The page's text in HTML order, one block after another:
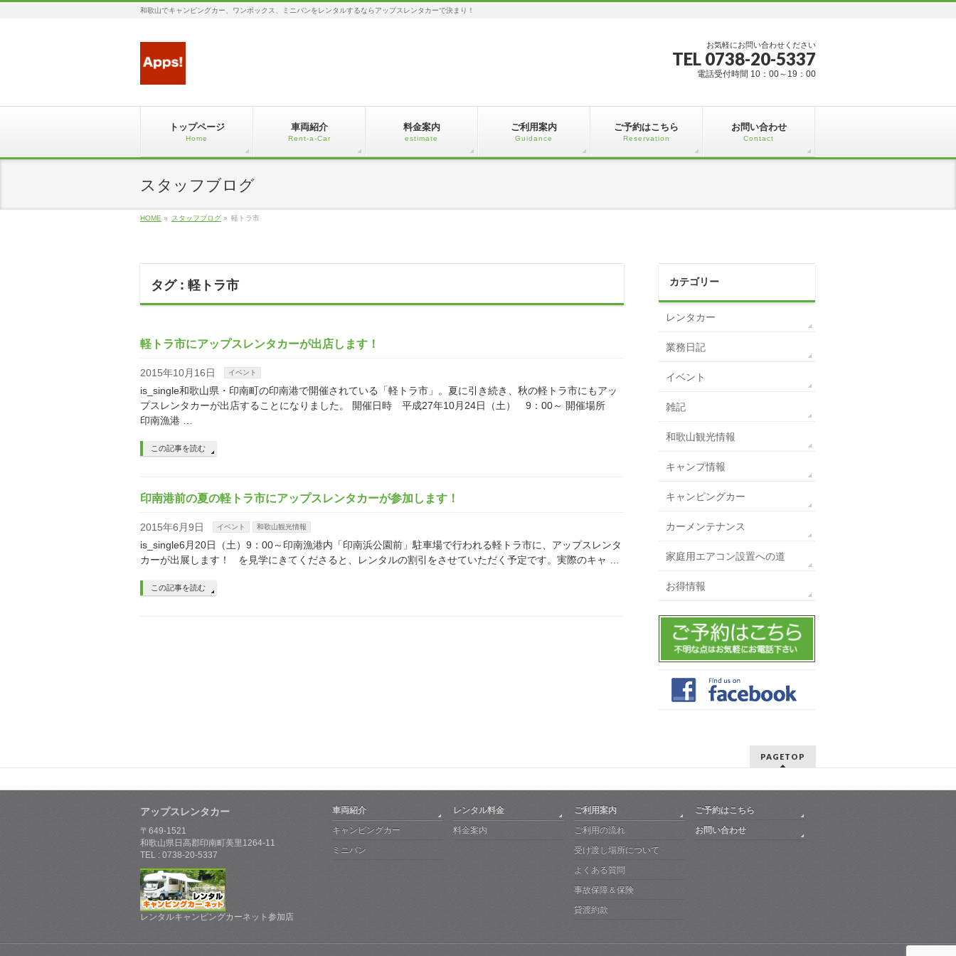
和歌山でキャンピングカー、ワンボックス、ミニバンをレンタルするならアップスレンタカーで決まり！
お気軽にお問い合わせください
TEL 0738-20-5337
電話受付時間 10：00～19：00
トップページ
Home
車両紹介
Rent-a-Car
料金案内
estimate
ご利用案内
Guidance
ご予約はこちら
Reservation
お問い合わせ
Contact
スタッフブログ
HOME » スタッフブログ » 軽トラ市
タグ : 軽トラ市
軽トラ市にアップスレンタカーが出店します！
2015年10月16日 イベント
is_single和歌山県・印南町の印南港で開催されている「軽トラ市」。夏に引き続き、秋の軽トラ市にもアッ
プスレンタカーが出店することになりました。 開催日時 平成27年10月24日（土） 9：00～ 開催場所
印南漁港 …
この記事を読む
印南港前の夏の軽トラ市にアップスレンタカーが参加します！
2015年6月9日 イベント 和歌山観光情報
is_single6月20日（土）9：00～印南漁港内「印南浜公園前」駐車場で行われる軽トラ市に、アップスレンタ
カーが出展します！ を見学にきてくださると、レンタルの割引をさせていただく予定です。実際のキャ …
この記事を読む
カテゴリー
レンタカー
業務日記
イベント
雑記
和歌山観光情報
キャンプ情報
キャンピングカー
カーメンテナンス
家庭用エアコン設置への道
お得情報
PAGETOP
アップスレンタカー
〒649-1521
和歌山県日高郡印南町美里1264-11
TEL : 0738-20-5337
レンタルキャンピングカーネット参加店
車両紹介
キャンピングカー
ミニバン
レンタル料金
料金案内
ご利用案内
ご利用の流れ
受け渡し場所について
よくある質問
事故保障＆保険
貸渡約款
ご予約はこちら
お問い合わせ